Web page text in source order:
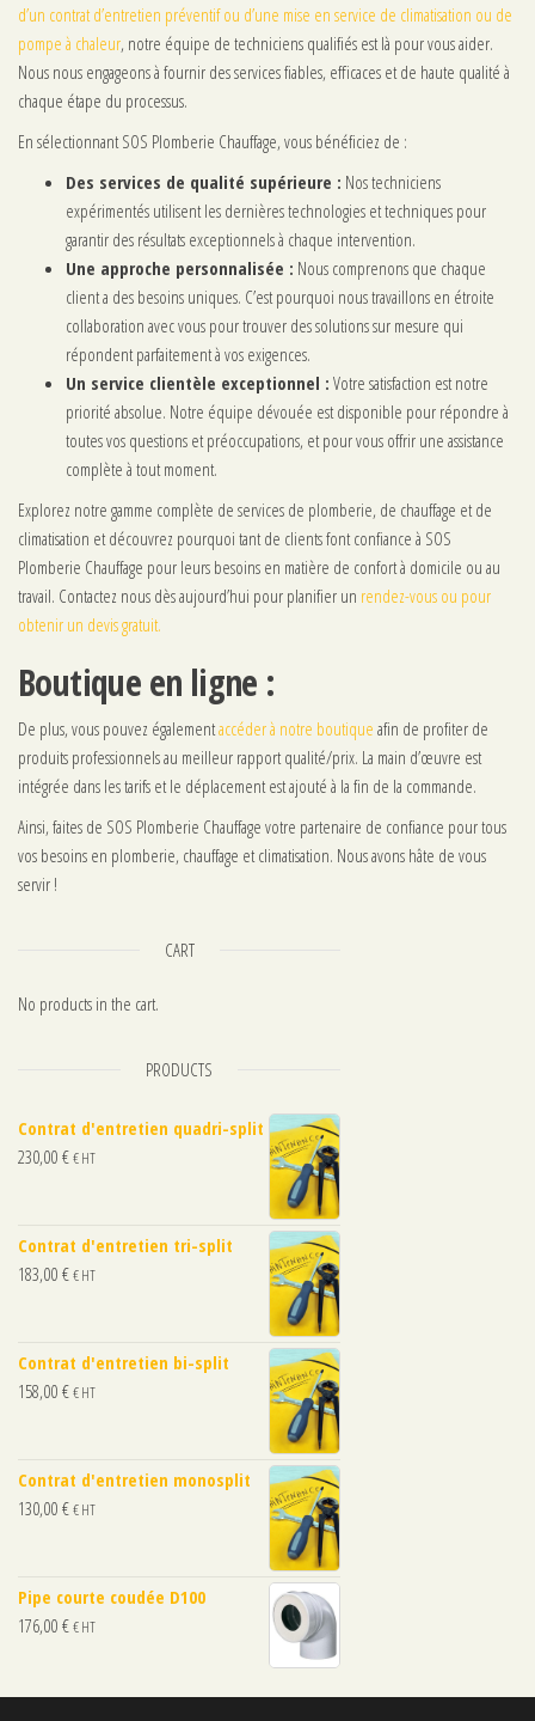
d’un contrat d’entretien préventif ou d’une mise en service de climatisation ou de
pompe à chaleur, notre équipe de techniciens qualifiés est là pour vous aider.
Nous nous engageons à fournir des services fiables, efficaces et de haute qualité à
chaque étape du processus.
En sélectionnant SOS Plomberie Chauffage, vous bénéficiez de :
Des services de qualité supérieure : Nos techniciens
expérimentés utilisent les dernières technologies et techniques pour
garantir des résultats exceptionnels à chaque intervention.
Une approche personnalisée : Nous comprenons que chaque
client a des besoins uniques. C’est pourquoi nous travaillons en étroite
collaboration avec vous pour trouver des solutions sur mesure qui
répondent parfaitement à vos exigences.
Un service clientèle exceptionnel : Votre satisfaction est notre
priorité absolue. Notre équipe dévouée est disponible pour répondre à
toutes vos questions et préoccupations, et pour vous offrir une assistance
complète à tout moment.
Explorez notre gamme complète de services de plomberie, de chauffage et de
climatisation et découvrez pourquoi tant de clients font confiance à SOS
Plomberie Chauffage pour leurs besoins en matière de confort à domicile ou au
travail. Contactez nous dès aujourd’hui pour planifier un rendez-vous ou pour
obtenir un devis gratuit.
Boutique en ligne :
De plus, vous pouvez égalementaccéder à notre boutique afin de profiter de
produits professionnels au meilleur rapport qualité/prix. La main d’œuvre est
intégrée dans les tarifs et le déplacement est ajouté à la fin de la commande.
Ainsi, faites de SOS Plomberie Chauffage votre partenaire de confiance pour tous
vos besoins en plomberie, chauffage et climatisation. Nous avons hâte de vous
servir !
CART
No products in the cart.
PRODUCTS
Contrat d'entretien quadri-split
230,00 €€ HT
Contrat d'entretien tri-split
183,00 €€ HT
Contrat d'entretien bi-split
158,00 €€ HT
Contrat d'entretien monosplit
130,00 €€ HT
Pipe courte coudée D100
176,00 €€ HT